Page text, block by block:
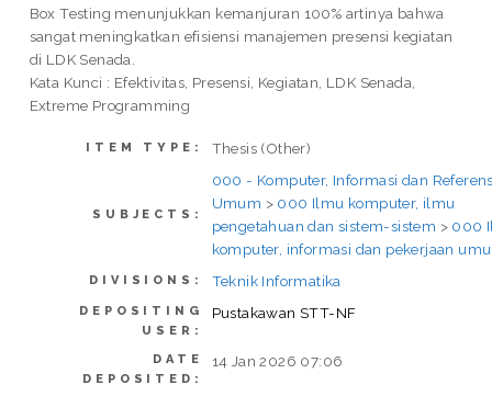
Box Testing menunjukkan kemanjuran 100% artinya bahwa
sangat meningkatkan efisiensi manajemen presensi kegiatan
di LDK Senada.
Kata Kunci : Efektivitas, Presensi, Kegiatan, LDK Senada,
Extreme Programming
ITEM TYPE: Thesis (Other)
SUBJECTS:
000 - Komputer, Informasi dan
Umum > 000 Ilmu komputer, ilmu
pengetahuan dan sistem-sistem > 000
komputer, informasi dan pekerjaan
DIVISIONS: Teknik Informatika
DEPOSITING
USER:
Pustakawan STT-NF
DATE
DEPOSITED:
14 Jan 2026 07:06